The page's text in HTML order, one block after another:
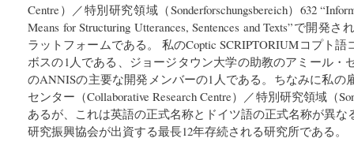
Centre）／特別研究領域（Sonderforschungsbereich）632
Means for Structuring Utterances, Sentences and Texts”で開発
ラットフォームである。 私のCoptic SCRIPTORIUMコプト
ボスの1人である、ジョージタウン大学の助教のアミール・
のANNISの主要な開発メンバーの1人である。ちなみに私の
センター（Collaborative Research Centre）／特別研究領域（
あるが、これは英語の正式名称とドイツ語の正式名称が異
研究振興協会が出資する最長12年存続される研究所である。